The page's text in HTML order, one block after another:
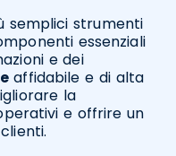
semplici strumenti
essenziali
e dei
affidabile e di alta
la
e offrire un